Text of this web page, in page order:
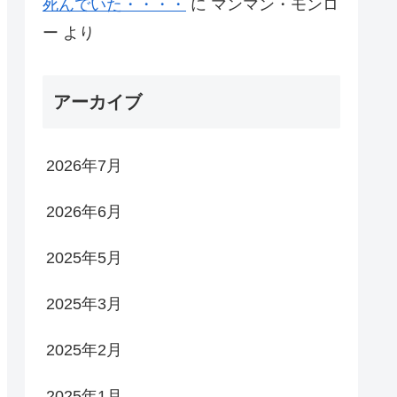
死んでいた・・・・ に マンマン・モンロ
ー より
アーカイブ
2026年7月
2026年6月
2025年5月
2025年3月
2025年2月